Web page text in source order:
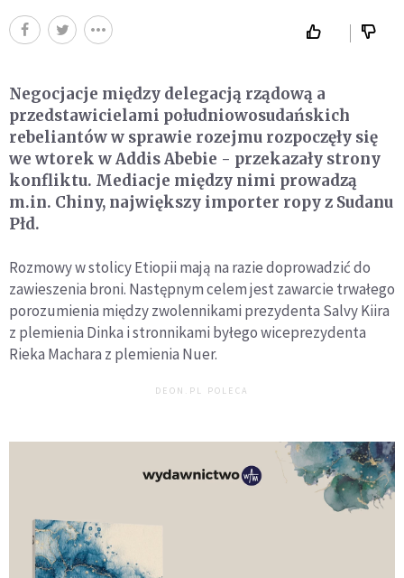
Negocjacje między delegacją rządową a
przedstawicielami południowosudańskich
rebeliantów w sprawie rozejmu rozpoczęły się
we wtorek w Addis Abebie - przekazały strony
konfliktu. Mediacje między nimi prowadzą
m.in. Chiny, największy importer ropy z Sudanu
Płd.
Rozmowy w stolicy Etiopii mają na razie doprowadzić do
zawieszenia broni. Następnym celem jest zawarcie trwałego
porozumienia między zwolennikami prezydenta Salvy Kiira
z plemienia Dinka i stronnikami byłego wiceprezydenta
Rieka Machara z plemienia Nuer.
DEON.PL POLECA